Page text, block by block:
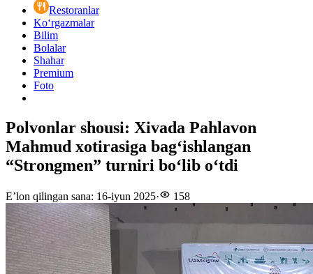
Restoranlar
Ko‘rgazmalar
Bilim
Bolalar
Shahar
Premium
Foto
Polvonlar shousi: Xivada Pahlavon
Mahmud xotirasiga bagʻishlangan
“Strongmen” turniri boʻlib oʻtdi
E’lon qilingan sana: 16-iyun 2025· 158